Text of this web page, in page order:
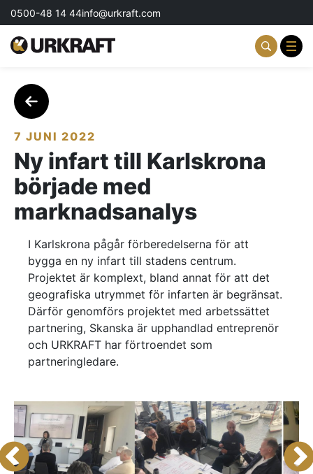
0500-48 14 44info@urkraft.com
Partnering & Samverkan
Event & Aktiviteter
Profil & Kommunikation
Kontakta oss
Om oss
Referenser
vi framtidens Norrköping
— Erfarenhetsåterföring skapar mervärde i
strategisk partnering
—
Vem leder processerna när projekten blir
allt mer komplexa?
— Partnering i praktiken – Växjös nya simhall
går in i produktion
7 JUNI 2022
Ny infart till Karlskrona
började med
marknadsanalys
I Karlskrona pågår förberedelserna för att
bygga en ny infart till stadens centrum.
Projektet är komplext, bland annat för att det
geografiska utrymmet för infarten är begränsat.
Därför genomförs projektet med arbetssättet
partnering, Skanska är upphandlad entreprenör
och URKRAFT har förtroendet som
partneringledare.